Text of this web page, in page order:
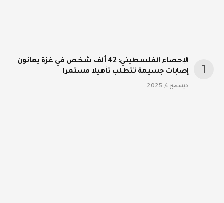
الإحصاء الفلسطيني: 42 ألف شخص في غزة يعانون
إصابات جسيمة تتطلب تأهيلا مستمرا
ديسمبر 4, 2025